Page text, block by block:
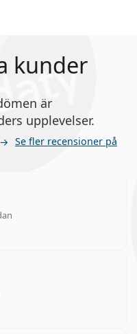
kunder
är
upplevelser.
Se fler recensioner på